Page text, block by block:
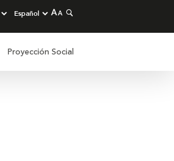
Proyección Social